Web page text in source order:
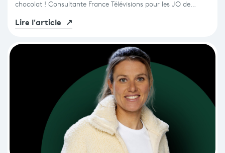
chocolat ! Consultante France Télévisions pour les JO de…
Lire l'article ↗